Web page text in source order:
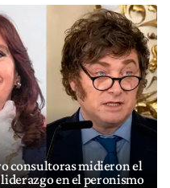
consultoras midieron el
en el peronismo